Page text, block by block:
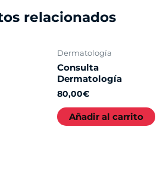
relacionados
Dermatología
Consulta
Dermatología
80,00€
Añadir al carrito